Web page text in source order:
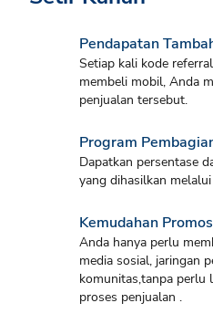
Pendapatan
Setiap kali kode
membeli mobil, Anda
penjualan tersebut.
Program
Dapatkan persentase
yang dihasilkan
Kemudahan
Anda hanya perlu
media sosial, jaringan
komunitas,tanpa perlu
proses penjualan .